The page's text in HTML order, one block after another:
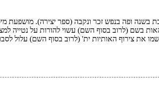
בשנה ופה בנפש זכר ונקבה (ספר יצירה).
בשם (לרוב בסוף השם) עשוי להורות על נטייה
צירוף האותיות ית' (לרוב בסוף השם) עלול